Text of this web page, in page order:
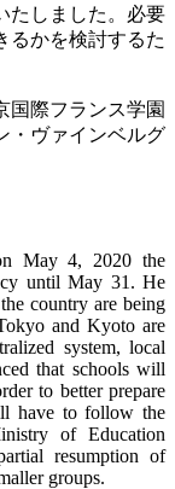
たしました。必要
るかを検討するた
国際フランス学園
ヴァインベルグ
May 4, 2020 the
until May 31. He
country are being
and Kyoto are
system, local
that schools will
to better prepare
have to follow the
of Education
resumption of
groups.